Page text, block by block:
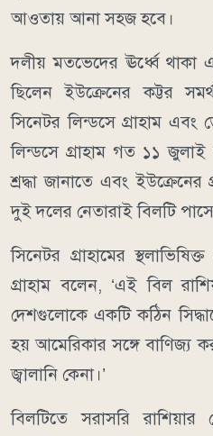
আওতায় আনা সহজ হবে।
দলীয় মতভেদের ঊর্ধ্বে থাকা
ছিলেন ইউক্রেনের কট্টর
সিনেটর লিন্ডসে গ্রাহাম এবং
লিন্ডসে গ্রাহাম গত ১১ জুলাই
শ্রদ্ধা জানাতে এবং
দুই দলের নেতারাই বিলটি
সিনেটর গ্রাহামের
গ্রাহাম বলেন, ‘এই বিল
দেশগুলোকে একটি কঠিন
হয় আমেরিকার সঙ্গে বাণিজ্য
জ্বালানি কেনা।’
বিলটিতে সরাসরি রাশিয়ার